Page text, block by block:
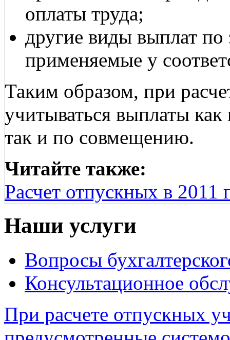
оплаты труда;
другие виды выплат по
применяемые у
Таким образом, при
учитываться выплаты
так и по совмещению.
Читайте также:
Расчет отпускных в 2011
Наши услуги
Вопросы
Консультационное
При расчете отпускных